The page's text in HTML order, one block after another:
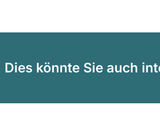
Dies könnte Sie auch